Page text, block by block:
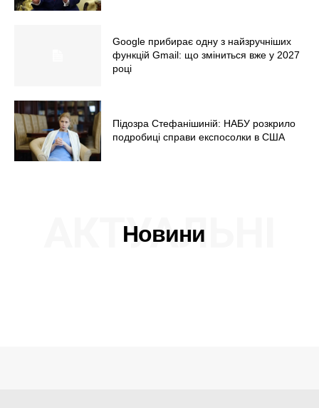
Google прибирає одну з найзручніших
функцій Gmail: що зміниться вже у 2027
році
Підозра Стефанішиній: НАБУ розкрило
подробиці справи експосолки в США
Новини
АКТУАЛЬНІ